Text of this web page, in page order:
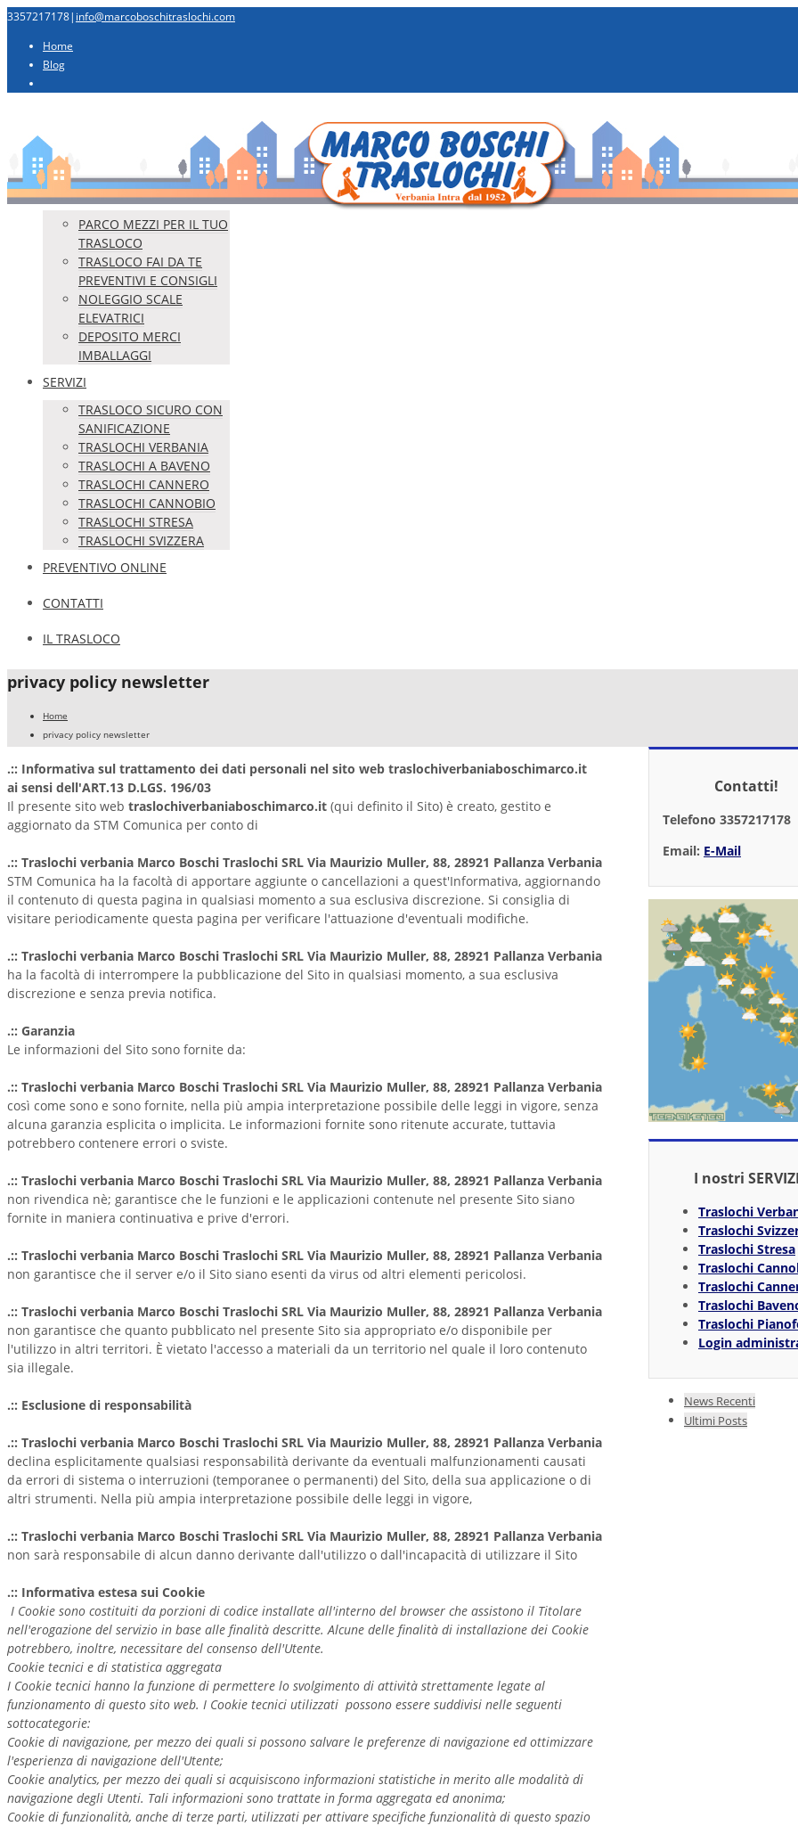
3357217178| info@marcoboschitraslochi.com
Home
Blog
PARCO MEZZI PER IL TUO
TRASLOCO
TRASLOCO FAI DA TE
PREVENTIVI E CONSIGLI
NOLEGGIO SCALE
ELEVATRICI
DEPOSITO MERCI
IMBALLAGGI
SERVIZI
TRASLOCO SICURO CON
SANIFICAZIONE
TRASLOCHI VERBANIA
TRASLOCHI A BAVENO
TRASLOCHI CANNERO
TRASLOCHI CANNOBIO
TRASLOCHI STRESA
TRASLOCHI SVIZZERA
PREVENTIVO ONLINE
CONTATTI
IL TRASLOCO
privacy policy newsletter
Home
privacy policy newsletter
.:: Informativa sul trattamento dei dati personali nel sito web traslochiverbaniaboschimarco.it
ai sensi dell'ART.13 D.LGS. 196/03
Il presente sito web traslochiverbaniaboschimarco.it (qui definito il Sito) è creato, gestito e
aggiornato da STM Comunica per conto di
.:: Traslochi verbania Marco Boschi Traslochi SRL Via Maurizio Muller, 88, 28921 Pallanza Verbania
STM Comunica ha la facoltà di apportare aggiunte o cancellazioni a quest'Informativa, aggiornando
il contenuto di questa pagina in qualsiasi momento a sua esclusiva discrezione. Si consiglia di
visitare periodicamente questa pagina per verificare l'attuazione d'eventuali modifiche.
.:: Traslochi verbania Marco Boschi Traslochi SRL Via Maurizio Muller, 88, 28921 Pallanza Verbania
ha la facoltà di interrompere la pubblicazione del Sito in qualsiasi momento, a sua esclusiva
discrezione e senza previa notifica.
.:: Garanzia
Le informazioni del Sito sono fornite da:
.:: Traslochi verbania Marco Boschi Traslochi SRL Via Maurizio Muller, 88, 28921 Pallanza Verbania
così come sono e sono fornite, nella più ampia interpretazione possibile delle leggi in vigore, senza
alcuna garanzia esplicita o implicita. Le informazioni fornite sono ritenute accurate, tuttavia
potrebbero contenere errori o sviste.
.:: Traslochi verbania Marco Boschi Traslochi SRL Via Maurizio Muller, 88, 28921 Pallanza Verbania
non rivendica nè; garantisce che le funzioni e le applicazioni contenute nel presente Sito siano
fornite in maniera continuativa e prive d'errori.
.:: Traslochi verbania Marco Boschi Traslochi SRL Via Maurizio Muller, 88, 28921 Pallanza Verbania
non garantisce che il server e/o il Sito siano esenti da virus od altri elementi pericolosi.
.:: Traslochi verbania Marco Boschi Traslochi SRL Via Maurizio Muller, 88, 28921 Pallanza Verbania
non garantisce che quanto pubblicato nel presente Sito sia appropriato e/o disponibile per
l'utilizzo in altri territori. È vietato l'accesso a materiali da un territorio nel quale il loro contenuto
sia illegale.
.:: Esclusione di responsabilità
.:: Traslochi verbania Marco Boschi Traslochi SRL Via Maurizio Muller, 88, 28921 Pallanza Verbania
declina esplicitamente qualsiasi responsabilità derivante da eventuali malfunzionamenti causati
da errori di sistema o interruzioni (temporanee o permanenti) del Sito, della sua applicazione o di
altri strumenti. Nella più ampia interpretazione possibile delle leggi in vigore,
.:: Traslochi verbania Marco Boschi Traslochi SRL Via Maurizio Muller, 88, 28921 Pallanza Verbania
non sarà responsabile di alcun danno derivante dall'utilizzo o dall'incapacità di utilizzare il Sito
.:: Informativa estesa sui Cookie
I Cookie sono costituiti da porzioni di codice installate all'interno del browser che assistono il Titolare
nell'erogazione del servizio in base alle finalità descritte. Alcune delle finalità di installazione dei Cookie
potrebbero, inoltre, necessitare del consenso dell'Utente.
Cookie tecnici e di statistica aggregata
I Cookie tecnici hanno la funzione di permettere lo svolgimento di attività strettamente legate al
funzionamento di questo sito web. I Cookie tecnici utilizzati possono essere suddivisi nelle seguenti
sottocategorie:
Cookie di navigazione, per mezzo dei quali si possono salvare le preferenze di navigazione ed ottimizzare
l'esperienza di navigazione dell'Utente;
Cookie analytics, per mezzo dei quali si acquisiscono informazioni statistiche in merito alle modalità di
navigazione degli Utenti. Tali informazioni sono trattate in forma aggregata ed anonima;
Cookie di funzionalità, anche di terze parti, utilizzati per attivare specifiche funzionalità di questo spazio
Contatti!
Telefono 3357217178
Email: E-Mail
I nostri
Traslochi
Traslochi
Traslochi Stresa
Traslochi
Traslochi
Traslochi
Traslochi
Login
News Recenti
Ultimi Posts